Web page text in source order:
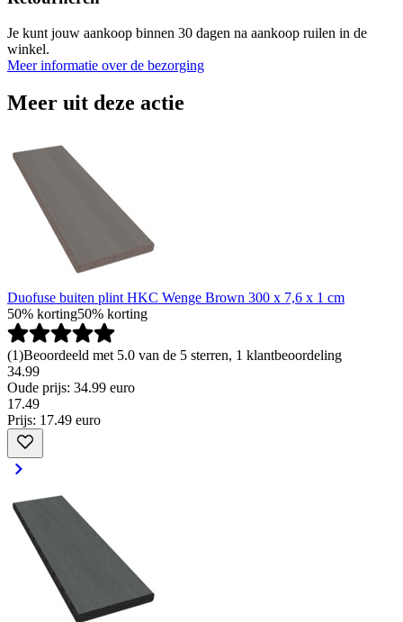
Je kunt jouw aankoop binnen 30 dagen na aankoop ruilen in de
winkel.
Meer informatie over de bezorging
Meer uit deze actie
Duofuse buiten plint HKC Wenge Brown 300 x 7,6 x 1 cm
50% korting50% korting
(1)Beoordeeld met 5.0 van de 5 sterren, 1 klantbeoordeling
34.99
Oude prijs: 34.99 euro
17.49
Prijs: 17.49 euro